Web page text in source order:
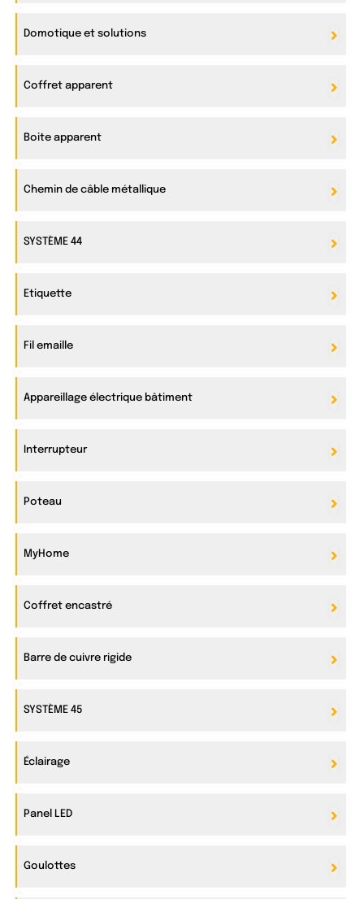
Domotique et solutions
Coffret apparent
Boite apparent
Chemin de câble métallique
SYSTÈME 44
Etiquette
Fil emaille
Appareillage électrique bâtiment
Interrupteur
Poteau
MyHome
Coffret encastré
Barre de cuivre rigide
SYSTÈME 45
Éclairage
Panel LED
Goulottes